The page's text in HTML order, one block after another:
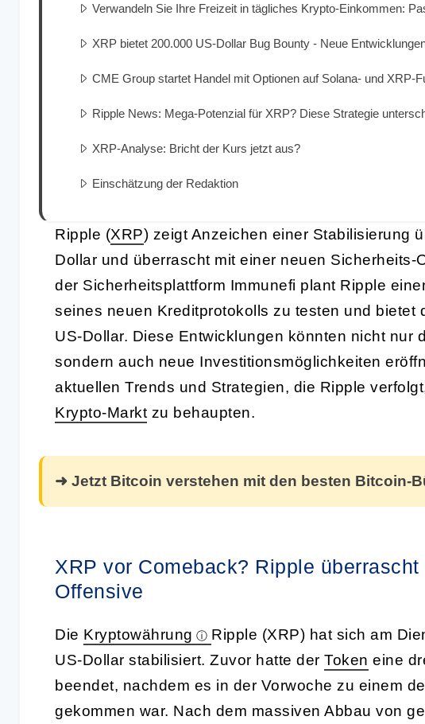
Verwandeln Sie Ihre Freizeit in tägliches Krypto-Einkommen:
XRP bietet 200.000 US-Dollar Bug Bounty - Neue
CME Group startet Handel mit Optionen auf Solana- und XRP-
Ripple News: Mega-Potenzial für XRP? Diese Strategie
XRP-Analyse: Bricht der Kurs jetzt aus?
Einschätzung der Redaktion
Ripple (XRP) zeigt Anzeichen einer Stabilisierung
Dollar und überrascht mit einer neuen Sicherheits-
der Sicherheitsplattform Immunefi plant Ripple
seines neuen Kreditprotokolls zu testen und bietet
US-Dollar. Diese Entwicklungen könnten nicht nur
sondern auch neue Investitionsmöglichkeiten
aktuellen Trends und Strategien, die Ripple
Krypto-Markt zu behaupten.
➜ Jetzt Bitcoin verstehen mit den besten Bitcoin-
XRP vor Comeback? Ripple
Offensive
Die Kryptowährung
Ripple (XRP) hat sich am
US-Dollar stabilisiert. Zuvor hatte der Token eine
beendet, nachdem es in der Vorwoche zu einem
gekommen war. Nach dem massiven Abbau von